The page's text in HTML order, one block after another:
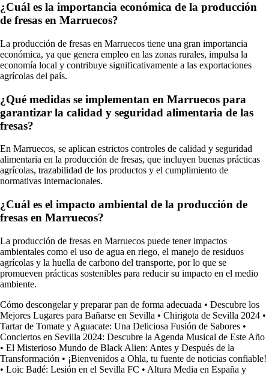
¿Cuál es la importancia económica de la producción
de fresas en Marruecos?
La producción de fresas en Marruecos tiene una gran importancia
económica, ya que genera empleo en las zonas rurales, impulsa la
economía local y contribuye significativamente a las exportaciones
agrícolas del país.
¿Qué medidas se implementan en Marruecos para
garantizar la calidad y seguridad alimentaria de las
fresas?
En Marruecos, se aplican estrictos controles de calidad y seguridad
alimentaria en la producción de fresas, que incluyen buenas prácticas
agrícolas, trazabilidad de los productos y el cumplimiento de
normativas internacionales.
¿Cuál es el impacto ambiental de la producción de
fresas en Marruecos?
La producción de fresas en Marruecos puede tener impactos
ambientales como el uso de agua en riego, el manejo de residuos
agrícolas y la huella de carbono del transporte, por lo que se
promueven prácticas sostenibles para reducir su impacto en el medio
ambiente.
Cómo descongelar y preparar pan de forma adecuada • Descubre los
Mejores Lugares para Bañarse en Sevilla • Chirigota de Sevilla 2024 •
Tartar de Tomate y Aguacate: Una Deliciosa Fusión de Sabores •
Conciertos en Sevilla 2024: Descubre la Agenda Musical de Este Año
• El Misterioso Mundo de Black Alien: Antes y Después de la
Transformación • ¡Bienvenidos a Ohla, tu fuente de noticias confiable!
• Loïc Badé: Lesión en el Sevilla FC • Altura Media en España y